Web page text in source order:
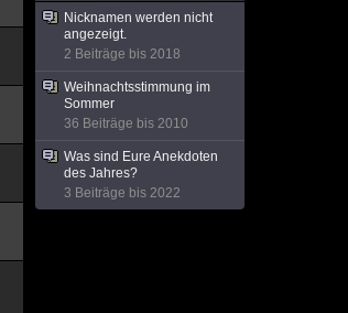
Nicknamen werden nicht
angezeigt.
2 Beiträge bis 2018
Weihnachtsstimmung im
Sommer
36 Beiträge bis 2010
Was sind Eure Anekdoten
des Jahres?
3 Beiträge bis 2022